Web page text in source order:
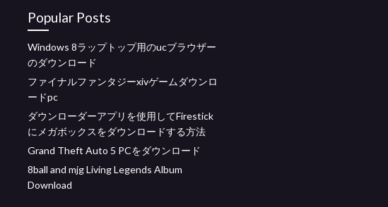
Popular Posts
Windows 8ラップトップ用のucブラウザー
のダウンロード
ファイナルファンタジーxivゲームダウンロ
ードpc
ダウンローダーアプリを使用してFirestick
にメガボックスをダウンロードする方法
Grand Theft Auto 5 PCをダウンロード
8ball and mjg Living Legends Album
Download